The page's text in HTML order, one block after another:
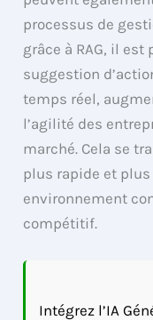
processus de
grâce à RAG, il
suggestion
temps réel,
l’agilité des
marché. Cela se
plus rapide et
environnement
compétitif.
Intégrez l’IA